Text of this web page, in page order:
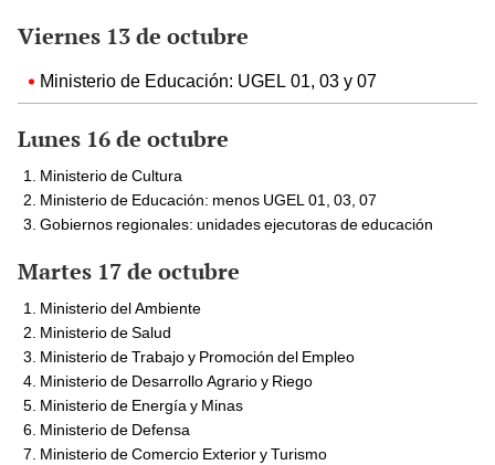
Viernes 13 de octubre
Ministerio de Educación: UGEL 01, 03 y 07
Lunes 16 de octubre
Ministerio de Cultura
Ministerio de Educación: menos UGEL 01, 03, 07
Gobiernos regionales: unidades ejecutoras de educación
Martes 17 de octubre
Ministerio del Ambiente
Ministerio de Salud
Ministerio de Trabajo y Promoción del Empleo
Ministerio de Desarrollo Agrario y Riego
Ministerio de Energía y Minas
Ministerio de Defensa
Ministerio de Comercio Exterior y Turismo